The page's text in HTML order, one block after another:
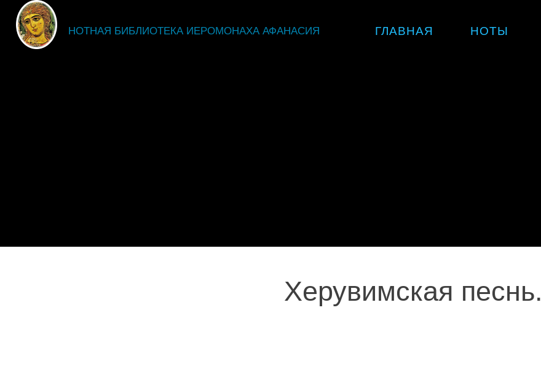
fdsgsdg
НОТНАЯ БИБЛИОТЕКА ИЕРОМОНАХА АФАНАСИЯ
ГЛАВНАЯ НОТЫ
Херувимская песнь.